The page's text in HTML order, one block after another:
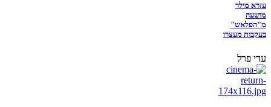
עזרא מילר
מושעה
מ"הפלאש"
בעקבות מעצרו
עדי פרל